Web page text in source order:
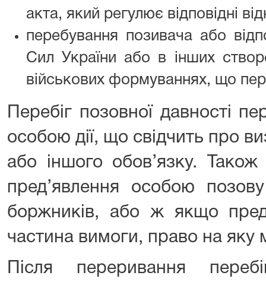
акта, який регулює відповідні
перебування позивача або
Сил України або в інших
військових формуваннях, що
Перебіг позовної давності
особою дії, що свідчить про
або іншого обов’язку.
пред’явлення особою
боржників, або ж якщо
частина вимоги, право на яку
Після переривання